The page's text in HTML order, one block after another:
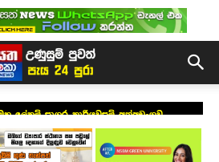
ලේකම් සාගර කාරියවසම් අත්අඩංගුව